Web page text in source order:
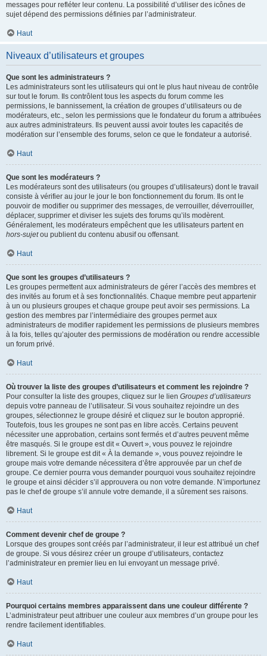
messages pour refléter leur contenu. La possibilité d’utiliser des icônes de
sujet dépend des permissions définies par l’administrateur.
Haut
Niveaux d’utilisateurs et groupes
Que sont les administrateurs ?
Les administrateurs sont les utilisateurs qui ont le plus haut niveau de contrôle
sur tout le forum. Ils contrôlent tous les aspects du forum comme les
permissions, le bannissement, la création de groupes d’utilisateurs ou de
modérateurs, etc., selon les permissions que le fondateur du forum a attribuées
aux autres administrateurs. Ils peuvent aussi avoir toutes les capacités de
modération sur l’ensemble des forums, selon ce que le fondateur a autorisé.
Haut
Que sont les modérateurs ?
Les modérateurs sont des utilisateurs (ou groupes d’utilisateurs) dont le travail
consiste à vérifier au jour le jour le bon fonctionnement du forum. Ils ont le
pouvoir de modifier ou supprimer des messages, de verrouiller, déverrouiller,
déplacer, supprimer et diviser les sujets des forums qu’ils modèrent.
Généralement, les modérateurs empêchent que les utilisateurs partent en
hors-sujetou publient du contenu abusif ou offensant.
Haut
Que sont les groupes d’utilisateurs ?
Les groupes permettent aux administrateurs de gérer l’accès des membres et
des invités au forum et à ses fonctionnalités. Chaque membre peut appartenir
à un ou plusieurs groupes et chaque groupe peut avoir ses permissions. La
gestion des membres par l’intermédiaire des groupes permet aux
administrateurs de modifier rapidement les permissions de plusieurs membres
à la fois, telles qu’ajouter des permissions de modération ou rendre accessible
un forum privé.
Haut
Où trouver la liste des groupes d’utilisateurs et comment les rejoindre ?
Pour consulter la liste des groupes, cliquez sur le lien Groupes d’utilisateurs
depuis votre panneau de l’utilisateur. Si vous souhaitez rejoindre un des
groupes, sélectionnez le groupe désiré et cliquez sur le bouton approprié.
Toutefois, tous les groupes ne sont pas en libre accès. Certains peuvent
nécessiter une approbation, certains sont fermés et d’autres peuvent même
être masqués. Si le groupe est dit « Ouvert », vous pouvez le rejoindre
librement. Si le groupe est dit « À la demande », vous pouvez rejoindre le
groupe mais votre demande nécessitera d’être approuvée par un chef de
groupe. Ce dernier pourra vous demander pourquoi vous souhaitez rejoindre
le groupe et ainsi décider s’il approuvera ou non votre demande. N’importunez
pas le chef de groupe s’il annule votre demande, il a sûrement ses raisons.
Haut
Comment devenir chef de groupe ?
Lorsque des groupes sont créés par l’administrateur, il leur est attribué un chef
de groupe. Si vous désirez créer un groupe d’utilisateurs, contactez
l’administrateur en premier lieu en lui envoyant un message privé.
Haut
Pourquoi certains membres apparaissent dans une couleur différente ?
L’administrateur peut attribuer une couleur aux membres d’un groupe pour les
rendre facilement identifiables.
Haut